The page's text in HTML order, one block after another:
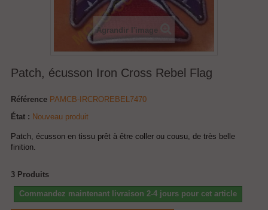
Agrandir l'image
Patch, écusson Iron Cross Rebel Flag
Référence PAMCB-IRCROREBEL7470
État : Nouveau produit
Patch, écusson en tissu prêt à être coller ou cousu, de très belle
finition.
3 Produits
Commandez maintenant livraison 2-4 jours pour cet article